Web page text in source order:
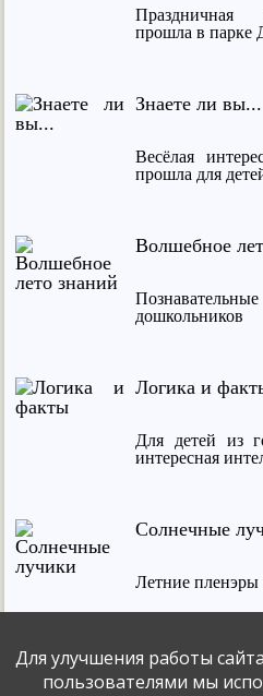
Праздничная
прошла в
Знаете ли вы...
Весёлая
прошла для
Волшебное
дошкольников
Логика и
Для детей из
интересная
Солнечные
Летние
Поздравляем
Для улучшения работы
пользователями мы